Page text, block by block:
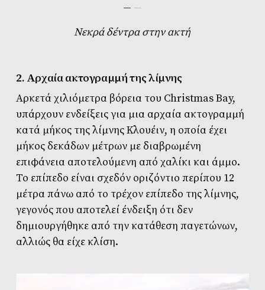
Νεκρά δέντρα στην ακτή
2. Αρχαία ακτογραμμή της λίμνης
Αρκετά χιλιόμετρα βόρεια του Christmas Bay,
υπάρχουν ενδείξεις για μια αρχαία ακτογραμμή
κατά μήκος της λίμνης Κλουέιν, η οποία έχει
μήκος δεκάδων μέτρων με διαβρωμένη
επιφάνεια αποτελούμενη από χαλίκι και άμμο.
Το επίπεδο είναι σχεδόν οριζόντιο περίπου 12
μέτρα πάνω από το τρέχον επίπεδο της λίμνης,
γεγονός που αποτελεί ένδειξη ότι δεν
δημιουργήθηκε από την κατάθεση παγετώνων,
αλλιώς θα είχε κλίση.